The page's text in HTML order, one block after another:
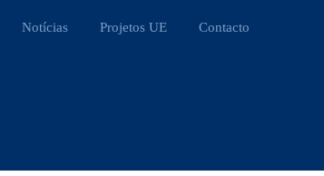
Notícias Projetos UE Contacto